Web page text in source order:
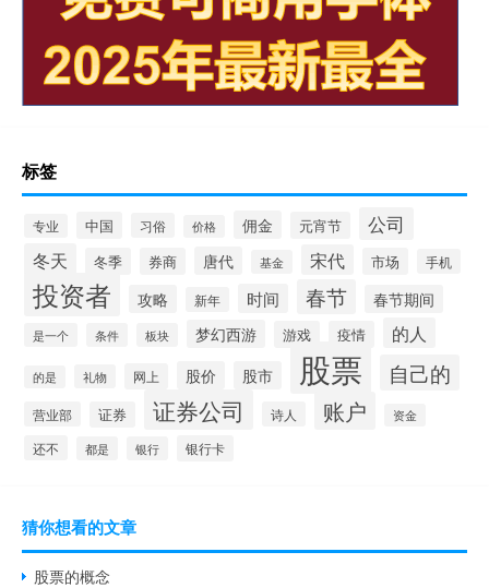
标签
专业 中国 习俗 价格 佣金 元宵节
公司
冬天
冬季 券商 唐代 基金 宋代 市场 手机
投资者 攻略 新年 时间 春节 春节期间
是一个 条件 板块 梦幻西游 游戏 疫情 的人
的是 礼物 网上 股价 股市 股票 自己的
营业部 证券 证券公司 诗人 账户 资金
还不 都是 银行 银行卡
猜你想看的文章
股票的概念